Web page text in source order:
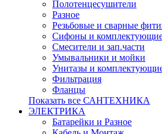
Полотенцесушители
Разное
Резьбовые и сварные
Сифоны и
Смесители и зап.части
Умывальники и мойки
Унитазы и
Фильтрация
Фланцы
Показать все САНТЕХНИКА
ЭЛЕКТРИКА
Батарейки и Разное